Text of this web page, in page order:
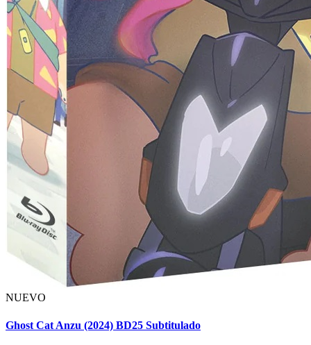
NUEVO
Ghost Cat Anzu (2024) BD25 Subtitulado